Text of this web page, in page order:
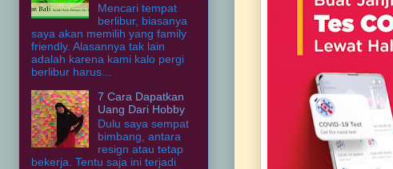
Mencari tempat
berlibur, biasanya
saya akan memilih yang family
friendly. Alasannya tak lain
adalah karena kami kalo pergi
berlibur harus...
7 Cara Dapatkan
Uang Dari Hobby
Dulu saya sempat
bimbang, antara
resign atau tetap
bekerja. Tentu saja ini terjadi